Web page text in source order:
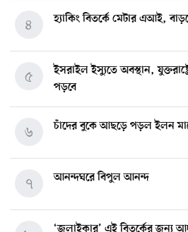
হ্যাকিং বিতর্কে মেটার এআই,
৪
ইসরাইল ইস্যুতে অবস্থান,
পড়বে
৫
চাঁদের বুকে আছড়ে পড়ল ইলন
৬
আনন্দঘরে বিপুল আনন্দ
৭
‘জুলাইকার’ এই বিতর্কের জন্য